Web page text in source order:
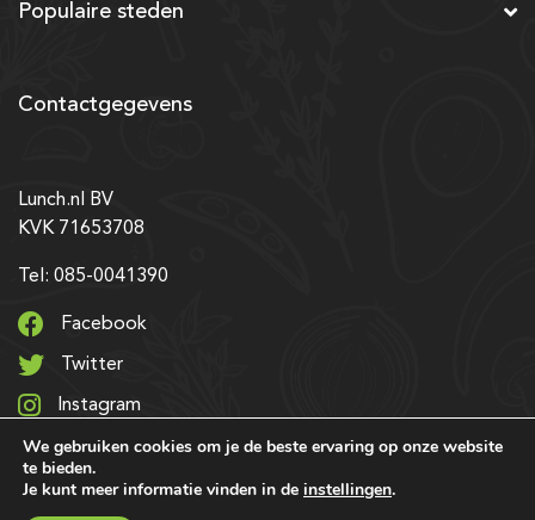
Populaire steden
Contactgegevens
Lunch.nl BV
KVK 71653708
Tel: 085-0041390
Facebook
Twitter
Instagram
LinkedIn
© 2026 Alle rechten voorbehouden | Ontwerp & realisatie:
We gebruiken cookies om je de beste ervaring op onze website
te bieden.
Je kunt meer informatie vinden in de instellingen.